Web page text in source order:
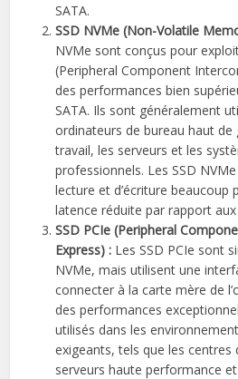
SATA.
SSD NVMe (Non-Volatile
NVMe sont conçus pour
(Peripheral Component
des performances bien
SATA. Ils sont généralement
ordinateurs de bureau haut
travail, les serveurs et les
professionnels. Les SSD
lecture et d’écriture beaucoup
latence réduite par rapport aux
SSD PCIe (Peripheral
Express) : Les SSD PCIe sont
NVMe, mais utilisent une
connecter à la carte mère de
des performances
utilisés dans les
exigeants, tels que les centres
serveurs haute performance